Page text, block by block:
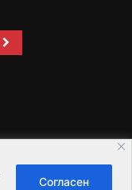
Согласен